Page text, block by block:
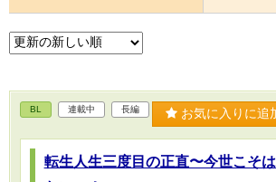
BL 連載中 長編 お気に入りに追
転生人生三度目の正直〜今世こそ